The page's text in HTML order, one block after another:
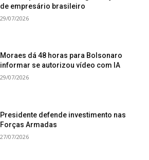
de empresário brasileiro
29/07/2026
Moraes dá 48 horas para Bolsonaro
informar se autorizou vídeo com IA
29/07/2026
Presidente defende investimento nas
Forças Armadas
27/07/2026